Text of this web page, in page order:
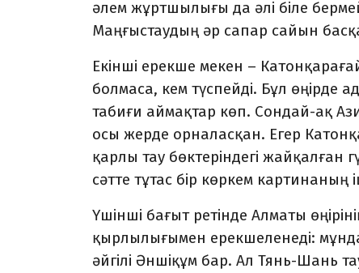
әлем жұртшылығы да әлі біле
Маңғыстаудың әр сапар сайын
Екінші ерекше мекен –
болмаса, кем түспейді. Бұл өңірде
табиғи аймақтар көп. Сондай-ақ
осы жерде орналасқан. Егер
қарлы тау бөктеріндегі жайқалған
сәтте тұтас бір көркем картинаның
Үшінші бағыт ретінде Алматы
қырлылығымен ерекшеленеді:
әйгілі Әншіқұм бар. Ал Тянь-Шань